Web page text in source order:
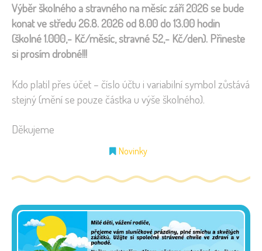
Výběr školného a stravného na měsíc září 2026 se bude
konat ve středu 26.8. 2026 od 8.00 do 13.00 hodin
(školné 1.000,- Kč/měsíc, stravné 52,- Kč/den). Přineste
si prosím drobné!!!
Kdo platil přes účet – číslo účtu i variabilní symbol zůstává
stejný (mění se pouze částka u výše školného).
Děkujeme
Novinky